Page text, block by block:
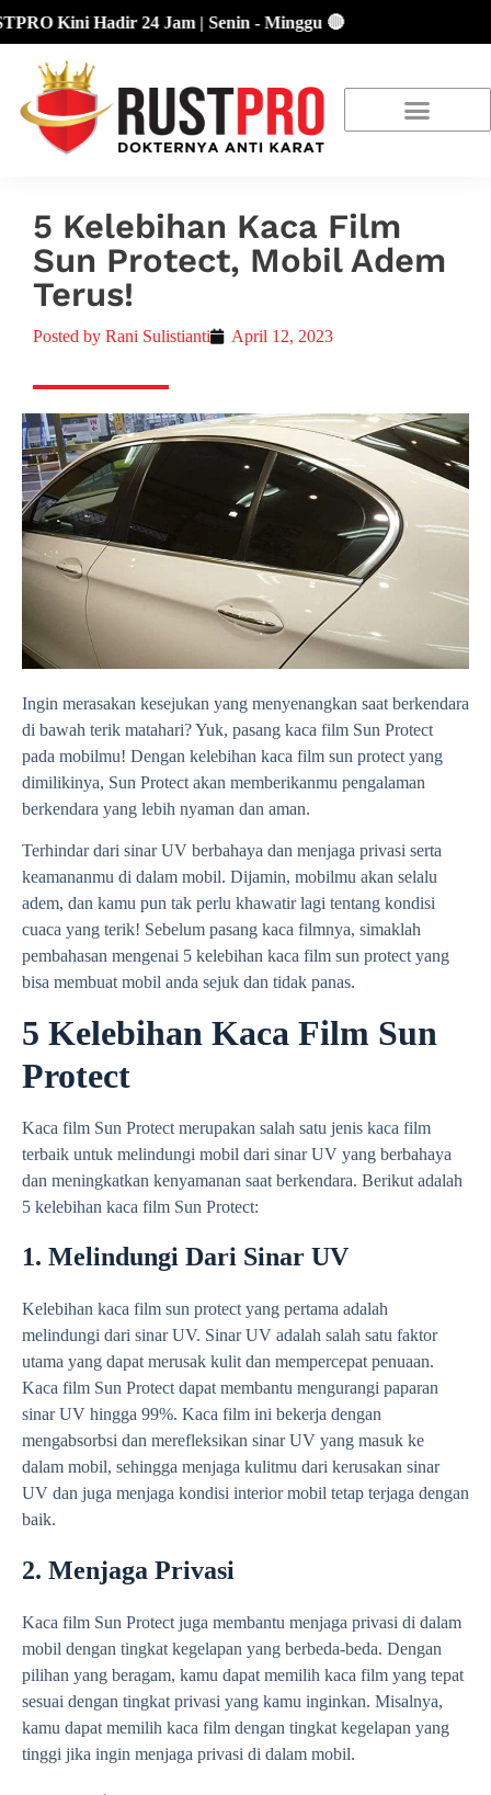
Kini Hadir 24 Jam | Senin - Minggu 🔴
5 Kelebihan Kaca Film
Sun Protect, Mobil Adem
Terus!
Posted by Rani Sulistianti April 12, 2023
Ingin merasakan kesejukan yang menyenangkan saat berkendara
di bawah terik matahari? Yuk, pasang kaca film Sun Protect
pada mobilmu! Dengan kelebihan kaca film sun protect yang
dimilikinya, Sun Protect akan memberikanmu pengalaman
berkendara yang lebih nyaman dan aman.
Terhindar dari sinar UV berbahaya dan menjaga privasi serta
keamananmu di dalam mobil. Dijamin, mobilmu akan selalu
adem, dan kamu pun tak perlu khawatir lagi tentang kondisi
cuaca yang terik! Sebelum pasang kaca filmnya, simaklah
pembahasan mengenai 5 kelebihan kaca film sun protect yang
bisa membuat mobil anda sejuk dan tidak panas.
5 Kelebihan Kaca Film Sun
Protect
Kaca film Sun Protect merupakan salah satu jenis kaca film
terbaik untuk melindungi mobil dari sinar UV yang berbahaya
dan meningkatkan kenyamanan saat berkendara. Berikut adalah
5 kelebihan kaca film Sun Protect:
1. Melindungi Dari Sinar UV
Kelebihan kaca film sun protect yang pertama adalah
melindungi dari sinar UV. Sinar UV adalah salah satu faktor
utama yang dapat merusak kulit dan mempercepat penuaan.
Kaca film Sun Protect dapat membantu mengurangi paparan
sinar UV hingga 99%. Kaca film ini bekerja dengan
mengabsorbsi dan merefleksikan sinar UV yang masuk ke
dalam mobil, sehingga menjaga kulitmu dari kerusakan sinar
UV dan juga menjaga kondisi interior mobil tetap terjaga dengan
baik.
2. Menjaga Privasi
Kaca film Sun Protect juga membantu menjaga privasi di dalam
mobil dengan tingkat kegelapan yang berbeda-beda. Dengan
pilihan yang beragam, kamu dapat memilih kaca film yang tepat
sesuai dengan tingkat privasi yang kamu inginkan. Misalnya,
kamu dapat memilih kaca film dengan tingkat kegelapan yang
tinggi jika ingin menjaga privasi di dalam mobil.